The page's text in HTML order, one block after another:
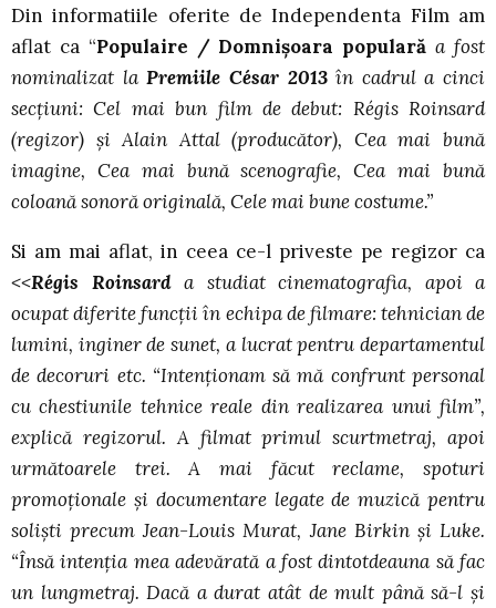
Din informatiile oferite de Independenta Film am
aflat ca “Populaire / Domnișoara populară a fost
nominalizat laPremiile César 2013în cadrul a cinci
secţiuni: Cel mai bun film de debut: Régis Roinsard
(regizor) şi Alain Attal (producător), Cea mai bună
imagine, Cea mai bună scenografie, Cea mai bună
coloană sonoră originală, Cele mai bune costume.”
Si am mai aflat, in ceea ce-l priveste pe regizor ca
<<Régis Roinsarda studiat cinematografia, apoi a
ocupat diferite funcții în echipa de filmare: tehnician de
lumini, inginer de sunet, a lucrat pentru departamentul
de decoruri etc. “Intenţionam să mă confrunt personal
cu chestiunile tehnice reale din realizarea unui film”,
explică regizorul. A filmat primul scurtmetraj, apoi
următoarele trei. A mai făcut reclame, spoturi
promoţionale şi documentare legate de muzică pentru
solişti precum Jean-Louis Murat, Jane Birkin şi Luke.
“Însă intenţia mea adevărată a fost dintotdeauna să fac
un lungmetraj. Dacă a durat atât de mult până să-l şi